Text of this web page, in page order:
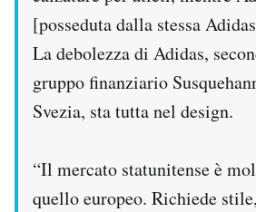
[posseduta dalla stessa
La debolezza di Adidas,
gruppo finanziario
Svezia, sta tutta nel design.
“Il mercato statunitense è
quello europeo. Richiede